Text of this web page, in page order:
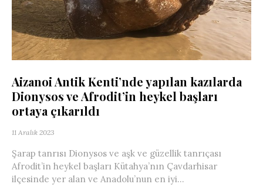
Aizanoi Antik Kenti’nde yapılan kazılarda
Dionysos ve Afrodit’in heykel başları
ortaya çıkarıldı
11 Aralık 2023
Şarap tanrısı Dionysos ve aşk ve güzellik tanrıçası
Afrodit’in heykel başları Kütahya’nın Çavdarhisar
ilçesinde yer alan ve Anadolu’nun en iyi...